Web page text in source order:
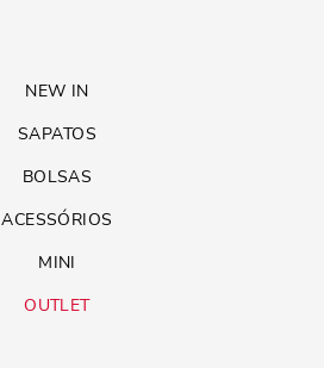
NEW IN
SAPATOS
BOLSAS
ACESSÓRIOS
MINI
OUTLET